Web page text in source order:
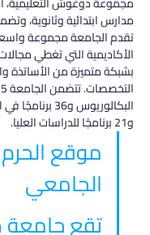
مدارس ابتدائية وثانوية،
تقدم الجامعة مجموعة
الأكاديمية التي تغطي
بشبكة متميزة من الأساتذة
البكالوريوس و36
و21 برنامجًا للدراسات العليا.
موقع الحرم
الجامعي
تقع